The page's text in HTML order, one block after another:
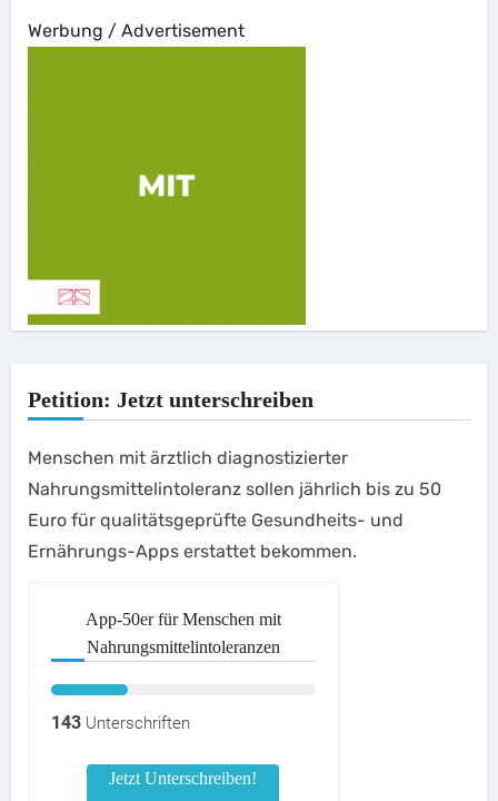
Werbung / Advertisement
Petition: Jetzt unterschreiben
Menschen mit ärztlich diagnostizierter
Nahrungsmittelintoleranz sollen jährlich bis zu 50
Euro für qualitätsgeprüfte Gesundheits- und
Ernährungs-Apps erstattet bekommen.
App-50er für Menschen mit
Nahrungsmittelintoleranzen
143Unterschriften
Jetzt Unterschreiben!